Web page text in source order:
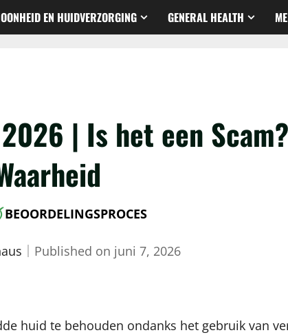
EN HUIDVERZORGING GENERAL HEALTH
| Is het een
BEOORDELINGSPROCES
Published on juni 7, 2026
huid te behouden ondanks het gebruik van